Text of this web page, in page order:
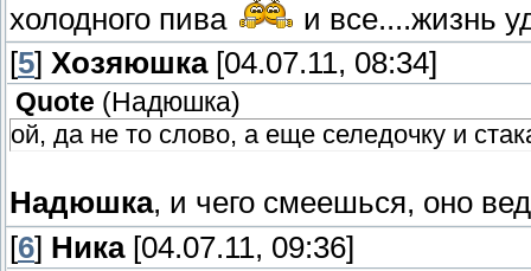
холодного пива
и все....жизнь
[5] Хозяюшка[04.07.11, 08:34]
Quote ( Надюшка)
ой, да не то слово, а еще селедочку и
Надюшка, и чего смеешься, оно
[6] Ника[04.07.11, 09:36]